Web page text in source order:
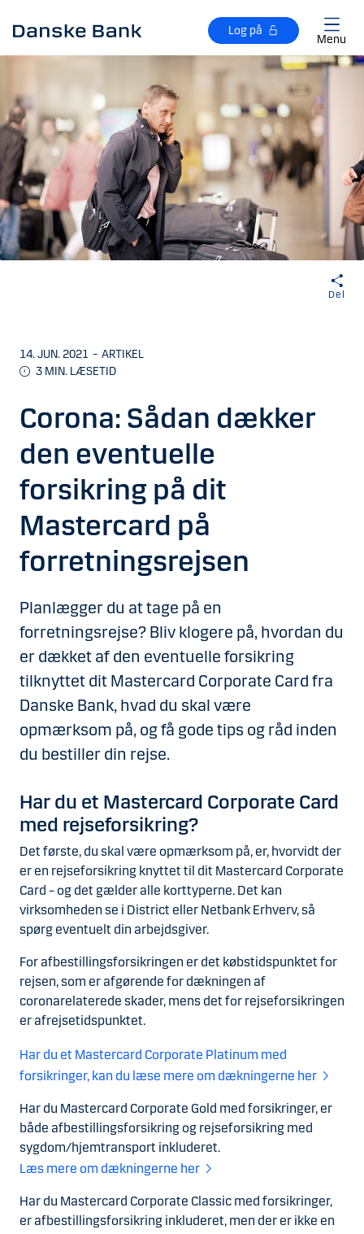
Log på
Menu
Del
14. JUN. 2021 – ARTIKEL
3 MIN. LÆSETID
Corona: Sådan dækker
den eventuelle
forsikring på dit
Mastercard på
forretningsrejsen
Planlægger du at tage på en
forretningsrejse? Bliv klogere på, hvordan du
er dækket af den eventuelle forsikring
tilknyttet dit Mastercard Corporate Card fra
Danske Bank, hvad du skal være
opmærksom på, og få gode tips og råd inden
du bestiller din rejse.
Har du et Mastercard Corporate Card
med rejseforsikring?
Det første, du skal være opmærksom på, er, hvorvidt der
er en rejseforsikring knyttet til dit Mastercard Corporate
Card – og det gælder alle korttyperne. Det kan
virksomheden se i District eller Netbank Erhverv, så
spørg eventuelt din arbejdsgiver.
For afbestillingsforsikringen er det købstidspunktet for
rejsen, som er afgørende for dækningen af
coronarelaterede skader, mens det for rejseforsikringen
er afrejsetidspunktet.
Har du et Mastercard Corporate Platinum med
forsikringer, kan du læse mere om dækningerne her
Har du Mastercard Corporate Gold med forsikringer, er
både afbestillingsforsikring og rejseforsikring med
sygdom/hjemtransport inkluderet.
Læs mere om dækningerne her
Har du Mastercard Corporate Classic med forsikringer,
er afbestillingsforsikring inkluderet, men der er ikke en